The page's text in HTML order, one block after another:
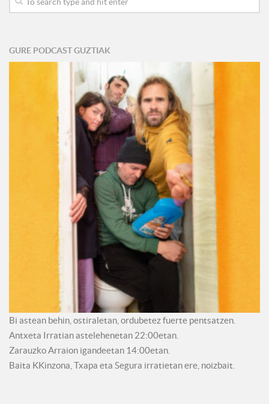
GURE PODCAST GUZTIAK
Bi astean behin, ostiraletan, ordubetez fuerte pentsatzen.
Antxeta Irratian astelehenetan 22:00etan.
Zarauzko Arraion igandeetan 14:00etan.
Baita KKinzona, Txapa eta Segura irratietan ere, noizbait.